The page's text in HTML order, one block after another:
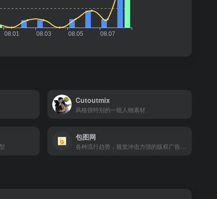
Cutoutmix
风格很特别的一组人物素材
包图网